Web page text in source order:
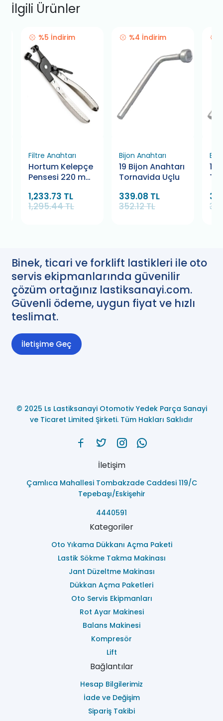
İlgili Ürünler
%5 İndirim
Filtre Anahtarı
Hortum Kelepçe
Pensesi 220 mm
1,233.73 TL
1,295.44 TL
%4 İndirim
Bijon Anahtarı
19 Bijon Anahtarı
Tornavida Uçlu
339.08 TL
352.12 TL
17
Binek, ticari ve forklift lastikleri ile oto
servis ekipmanlarında güvenilir
çözüm ortağınız lastiksanayi.com.
Güvenli ödeme, uygun fiyat ve hızlı
teslimat.
İletişime Geç
© 2025 Ls Lastiksanayi Otomotiv Yedek Parça Sanayi
ve Ticaret Limited Şirketi. Tüm Hakları Saklıdır
İletişim
Çamlıca Mahallesi Tombakzade Caddesi 119/C
Tepebaşı/Eskişehir
4440591
Kategoriler
Oto Yıkama Dükkanı Açma Paketi
Lastik Sökme Takma Makinası
Jant Düzeltme Makinası
Dükkan Açma Paketleri
Oto Servis Ekipmanları
Rot Ayar Makinesi
Balans Makinesi
Kompresör
Lift
Bağlantılar
Hesap Bilgilerimiz
İade ve Değişim
Sipariş Takibi